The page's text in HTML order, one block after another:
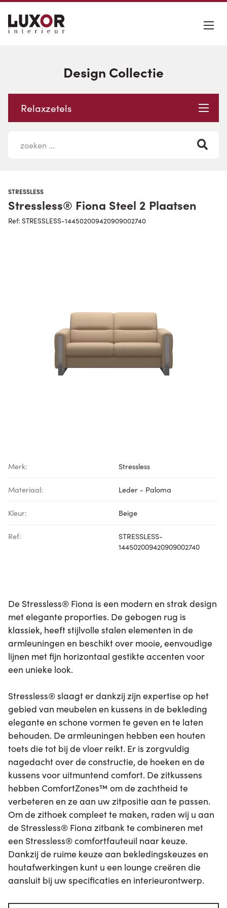
Design Collectie
Relaxzetels
STRESSLESS
Stressless® Fiona Steel 2 Plaatsen
Ref: STRESSLESS-144502009420909002740
Merk: Stressless
Materiaal: Leder - Paloma
Kleur: Beige
Ref:
STRESSLESS-
144502009420909002740
De Stressless® Fiona is een modern en strak design
met elegante proporties. De gebogen rug is
klassiek, heeft stijlvolle stalen elementen in de
armleuningen en beschikt over mooie, eenvoudige
lijnen met fijn horizontaal gestikte accenten voor
een unieke look.
Stressless® slaagt er dankzij zijn expertise op het
gebied van meubelen en kussens in de bekleding
elegante en schone vormen te geven en te laten
behouden. De armleuningen hebben een houten
toets die tot bij de vloer reikt. Er is zorgvuldig
nagedacht over de constructie, de hoeken en de
kussens voor uitmuntend comfort. De zitkussens
hebben ComfortZones™ om de zachtheid te
verbeteren en ze aan uw zitpositie aan te passen.
Om de zithoek compleet te maken, raden wij u aan
de Stressless® Fiona zitbank te combineren met
een Stressless® comfortfauteuil naar keuze.
Dankzij de ruime keuze aan bekledingskeuzes en
houtafwerkingen kunt u een lounge creëren die
aansluit bij uw specificaties en interieurontwerp.